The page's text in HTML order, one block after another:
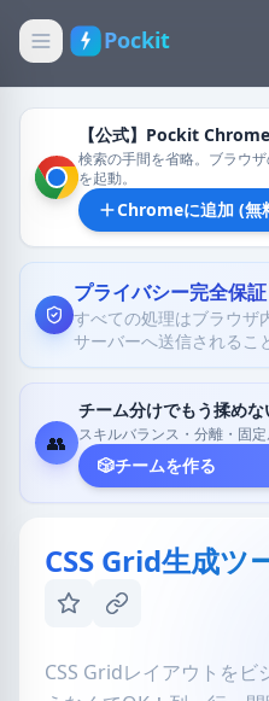
Pockit
【公式】Pockit
検索の手間を省略。ブラウ
を起動。
Chromeに追加 (無
プライバシー完全保証
すべての処理はブラウザ
サーバーへ送信されるこ
👥
チーム分けでもう揉めな
スキルバランス・分離・固
🎲チームを作る
CSS Grid生成ツ
CSS Gridレイアウトを